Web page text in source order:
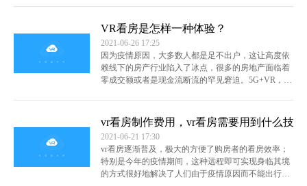
VR看房是怎样一种体验？
2021-06-26 17:25
因为疫情原因，大多数人都是足不出户，这让高度依
赖线下的房产行业陷入了冰点，很多的房地产面临着
零成交额或者是现金流断流的罕见窘迫。5G+VR，这
的功能，有数据显示，每天有超过千万次VR看房发
生，在疫情期间，恒大恒房通、碧桂园凤凰等房企试
水“云看房”，VR售楼处上线。“VR看房很直观，房子
的每个细节消费者都能看到，置业顾问的讲解也是非
常不错，我觉得现在可以签约了。”很多客户都是这样
说。查看全文
vr看房制作费用，vr看房需要用到什么技术
2021-06-21 17:30
vr看房逐渐普及，极大的方便了购房者的看房效率；
特别是今年的疫情期间，这种远程即可实现身临其境
的方式很好地解决了人们由于疫情原因而不能出行造